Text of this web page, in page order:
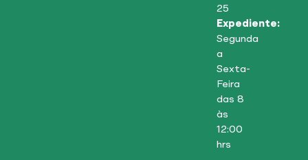
25
Expediente:
Segunda
a
Sexta-
Feira
das 8
às
12:00
hrs